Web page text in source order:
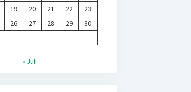
19 20 21 22
23
26 27 28 29
30
« Juli